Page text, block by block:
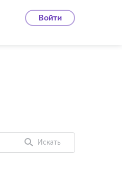
Войти